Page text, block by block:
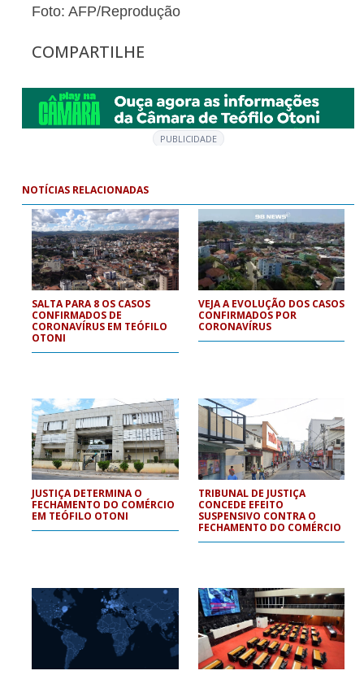
Foto: AFP/Reprodução
COMPARTILHE
PUBLICIDADE
NOTÍCIAS RELACIONADAS
SALTA PARA 8 OS CASOS
CONFIRMADOS DE
CORONAVÍRUS EM TEÓFILO
OTONI
VEJA A EVOLUÇÃO DOS CASOS
CONFIRMADOS POR
CORONAVÍRUS
JUSTIÇA DETERMINA O
FECHAMENTO DO COMÉRCIO
EM TEÓFILO OTONI
TRIBUNAL DE JUSTIÇA
CONCEDE EFEITO
SUSPENSIVO CONTRA O
FECHAMENTO DO COMÉRCIO